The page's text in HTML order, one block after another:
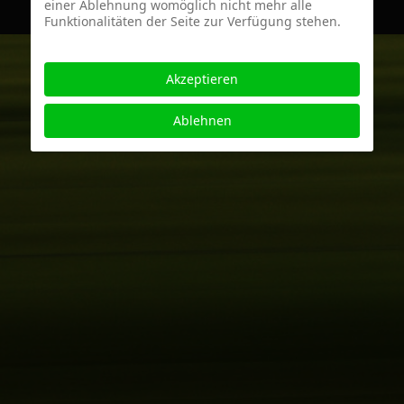
einer Ablehnung womöglich nicht mehr alle
Funktionalitäten der Seite zur Verfügung stehen.
Akzeptieren
Ablehnen